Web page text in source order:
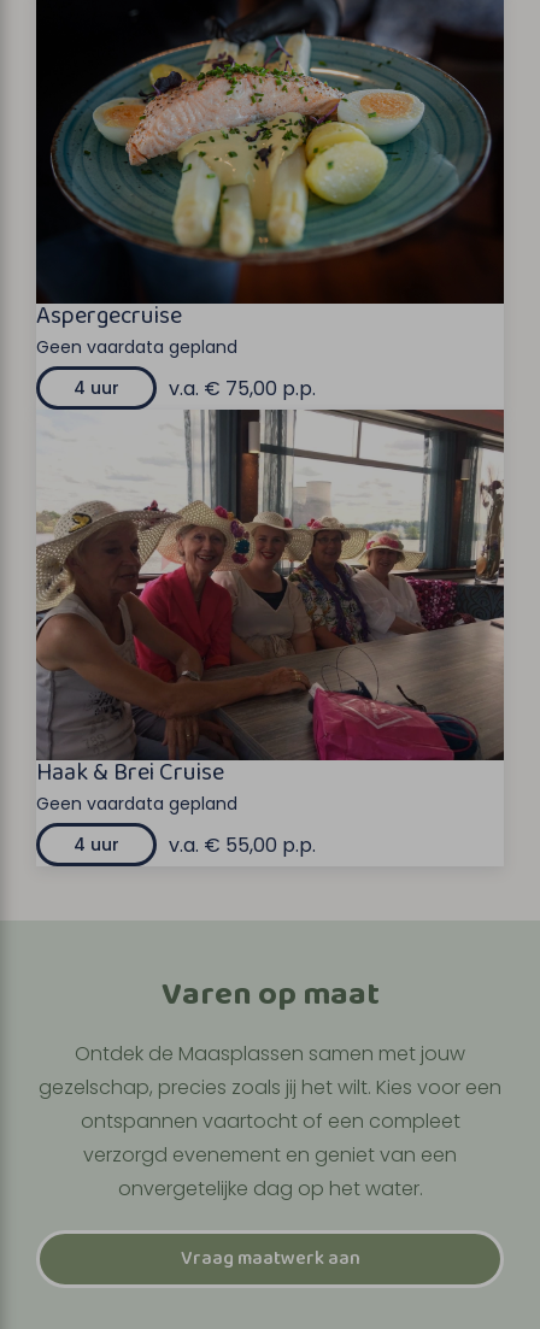
Aspergecruise
Geen vaardata gepland
4 uur
v.a. € 75,00 p.p.
Haak & Brei Cruise
Geen vaardata gepland
4 uur
v.a. € 55,00 p.p.
Varen op maat
Ontdek de Maasplassen samen met jouw
gezelschap, precies zoals jij het wilt. Kies voor een
ontspannen vaartocht of een compleet
verzorgd evenement en geniet van een
onvergetelijke dag op het water.
Vraag maatwerk aan